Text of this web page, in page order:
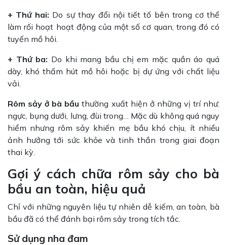
+ Thứ hai: Do sự thay đổi nội tiết tố bên trong cơ thể
làm rối hoạt hoạt động của một số cơ quan, trong đó có
tuyến mồ hôi.
+ Thứ ba: Do khi mang bầu chị em mặc quần áo quá
dày, khó thấm hút mồ hôi hoặc bị dự ứng với chất liệu
vải.
Rôm sảy ở bà bầu thường xuất hiện ở những vị trí như:
ngực, bụng dưới, lưng, đùi trong… Mặc dù không quá nguy
hiểm nhưng rôm sảy khiến mẹ bầu khó chịu, ít nhiều
ảnh hưởng tới sức khỏe và tinh thần trong giai đoạn
thai kỳ.
Gợi ý cách chữa rôm sảy cho bà
bầu an toàn, hiệu quả
Chỉ với những nguyên liệu tự nhiên dễ kiếm, an toàn, bà
bầu đã có thể đánh bại rôm sảy trong tích tắc.
Sử dụng nha đam